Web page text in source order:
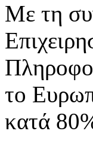
Με τη
το
κατά